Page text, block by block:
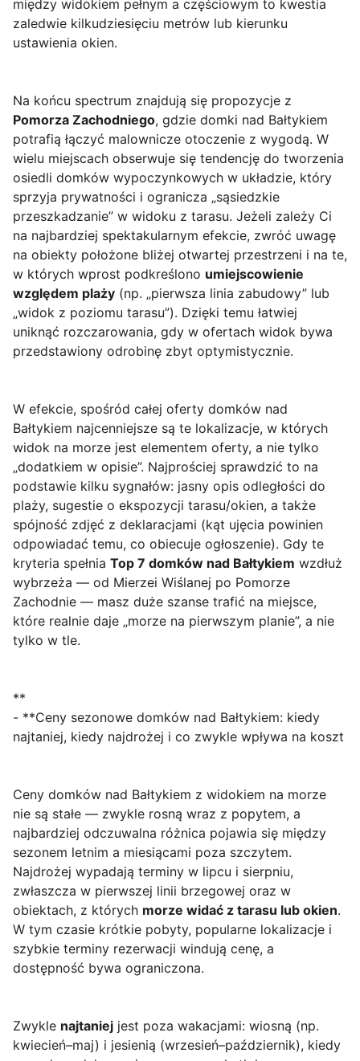
między widokiem pełnym a częściowym to kwestia
zaledwie kilkudziesięciu metrów lub kierunku
ustawienia okien.
Na końcu spectrum znajdują się propozycje z
Pomorza Zachodniego, gdzie domki nad Bałtykiem
potrafią łączyć malownicze otoczenie z wygodą. W
wielu miejscach obserwuje się tendencję do tworzenia
osiedli domków wypoczynkowych w układzie, który
sprzyja prywatności i ogranicza „sąsiedzkie
przeszkadzanie” w widoku z tarasu. Jeżeli zależy Ci
na najbardziej spektakularnym efekcie, zwróć uwagę
na obiekty położone bliżej otwartej przestrzeni i na te,
w których wprost podkreślono umiejscowienie
względem plaży (np. „pierwsza linia zabudowy” lub
„widok z poziomu tarasu”). Dzięki temu łatwiej
uniknąć rozczarowania, gdy w ofertach widok bywa
przedstawiony odrobinę zbyt optymistycznie.
W efekcie, spośród całej oferty domków nad
Bałtykiem najcenniejsze są te lokalizacje, w których
widok na morze jest elementem oferty, a nie tylko
„dodatkiem w opisie”. Najprościej sprawdzić to na
podstawie kilku sygnałów: jasny opis odległości do
plaży, sugestie o ekspozycji tarasu/okien, a także
spójność zdjęć z deklaracjami (kąt ujęcia powinien
odpowiadać temu, co obiecuje ogłoszenie). Gdy te
kryteria spełnia Top 7 domków nad Bałtykiem wzdłuż
wybrzeża — od Mierzei Wiślanej po Pomorze
Zachodnie — masz duże szanse trafić na miejsce,
które realnie daje „morze na pierwszym planie”, a nie
tylko w tle.
**
- **Ceny sezonowe domków nad Bałtykiem: kiedy
najtaniej, kiedy najdrożej i co zwykle wpływa na koszt
Ceny domków nad Bałtykiem z widokiem na morze
nie są stałe — zwykle rosną wraz z popytem, a
najbardziej odczuwalna różnica pojawia się między
sezonem letnim a miesiącami poza szczytem.
Najdrożej wypadają terminy w lipcu i sierpniu,
zwłaszcza w pierwszej linii brzegowej oraz w
obiektach, z których morze widać z tarasu lub okien.
W tym czasie krótkie pobyty, popularne lokalizacje i
szybkie terminy rezerwacji windują cenę, a
dostępność bywa ograniczona.
Zwykle najtaniej jest poza wakacjami: wiosną (np.
kwiecień–maj) i jesienią (wrzesień–październik), kiedy